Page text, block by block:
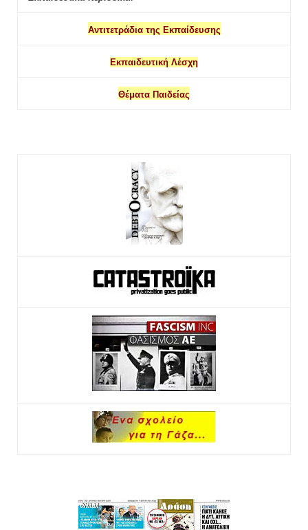
Αντιτετράδια της Εκπαίδευσης
Εκπαιδευτική Λέσχη
Θέματα Παιδείας